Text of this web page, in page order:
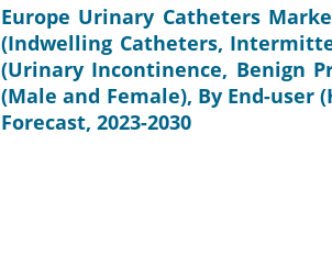
Europe Urinary Catheters
(Indwelling Catheters,
(Urinary Incontinence, Benign
(Male and Female), By End-user
Forecast, 2023-2030